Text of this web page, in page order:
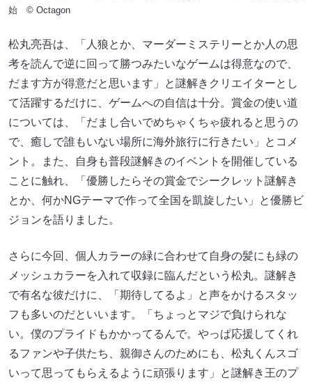
始 © Octagon
松丸亮吾は、「人狼とか、マーダーミステリーとか人の思
考を読んで逆に回って勝つみたいなゲームは得意なので、
だます方が得意だと思います」と謎解きクリエイターとし
て活躍するだけに、ゲームへの自信は十分。賞金の使い道
については、「だまし合いでめちゃくちゃ疲れると思うの
で、癒しで誰もいない場所に海外旅行に行きたい」とコメ
ント。また、自身も普段謎解きのイベントを開催している
ことに触れ、「優勝したらその賞金でシークレット謎解き
とか、何かNGテーマで作って全国を凱旋したい」と優勝ビ
ジョンを語りました。
さらに今回、個人カラーの緑に合わせて自身の髪にも緑の
メッシュカラーを入れて収録に臨んだという松丸。謎解き
で有名な彼だけに、「期待してるよ」と声をかけるスタッ
フも多いのだといいます。「ちょっとマジで負けられな
い。僕のプライドもかかってるんで。やっぱ応援してくれ
るファンや子供たち、親御さんのためにも、松丸くんスゴ
いって思ってもらえるように頑張ります」と謎解き王のプ